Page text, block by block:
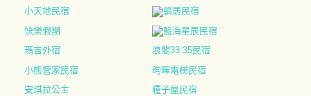
小天地民宿
蝸居民宿
快樂假期
藍海星辰民宿
瑪吉外宿
浪閣33.35民宿
小熊管家民宿
昀暉電梯民宿
安琪拉公主
種子屋民宿